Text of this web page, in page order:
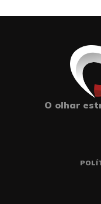
O olhar